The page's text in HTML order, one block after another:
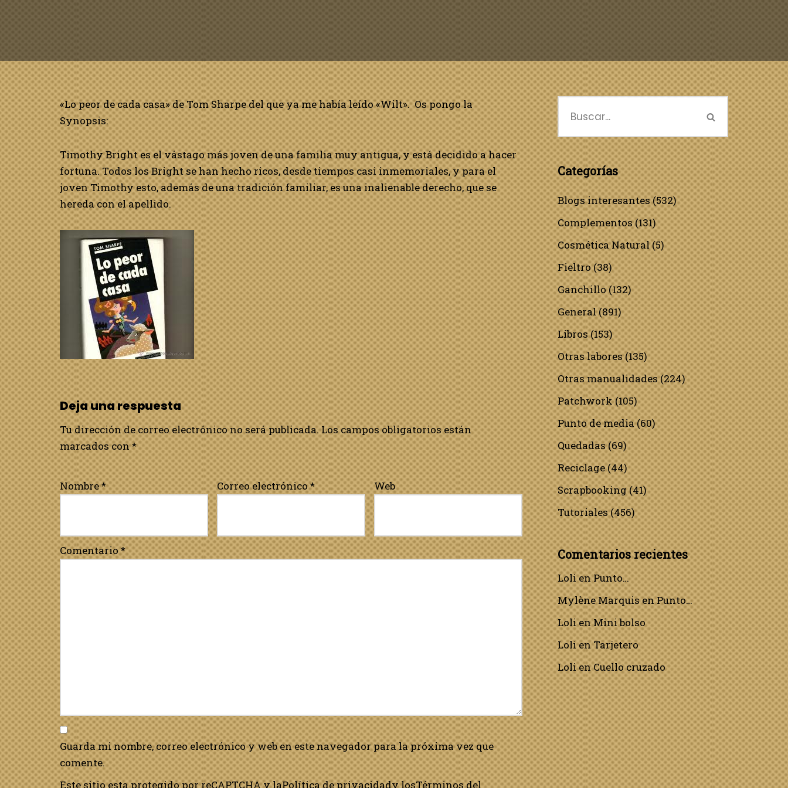
«Lo peor de cada casa» de Tom Sharpe del que ya me había leído «Wilt». Os pongo la
Synopsis:
Timothy Bright es el vástago más joven de una familia muy antigua, y está decidido a hacer
fortuna. Todos los Bright se han hecho ricos, desde tiempos casi inmemoriales, y para el
joven Timothy esto, además de una tradición familiar, es una inalienable derecho, que se
hereda con el apellido.
Deja una respuesta
Tu dirección de correo electrónico no será publicada. Los campos obligatorios están
marcados con*
Nombre* Correo electrónico* Web
Comentario*
Guarda mi nombre, correo electrónico y web en este navegador para la próxima vez que
comente.
Este sitio esta protegido por reCAPTCHA y laPolítica de privacidady losTérminos del
Categorías
Blogs interesantes(532)
Complementos(131)
Cosmética Natural(5)
Fieltro(38)
Ganchillo(132)
General(891)
Libros(153)
Otras labores(135)
Otras manualidades(224)
Patchwork(105)
Punto de media(60)
Quedadas(69)
Reciclage(44)
Scrapbooking(41)
Tutoriales(456)
Comentarios recientes
LolienPunto…
Mylène MarquisenPunto…
LolienMini bolso
LolienTarjetero
LolienCuello cruzado